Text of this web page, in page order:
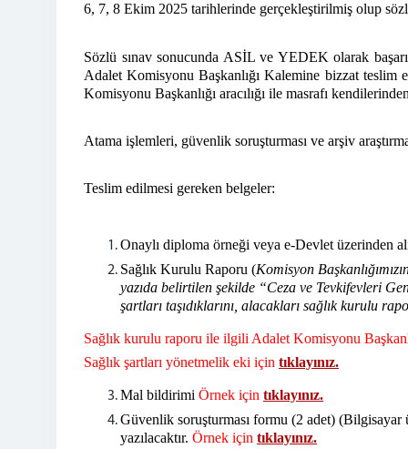
6, 7, 8 Ekim 2025 tarihlerinde gerçekleştirilmiş olup
Sözlü sınav sonucunda ASİL ve YEDEK olarak
Adalet Komisyonu Başkanlığı Kalemine bizzat teslim
Komisyonu Başkanlığı aracılığı ile masrafı
Atama işlemleri, güvenlik soruşturması ve arşiv
Teslim edilmesi gereken belgeler:
Onaylı diploma örneği veya e-Devlet üzerinden
Sağlık Kurulu Raporu (Komisyon
yazıda belirtilen şekilde “Ceza ve Tevkifevleri
şartları taşıdıklarını, alacakları sağlık kurulu
Sağlık kurulu raporu ile ilgili Adalet Komisyonu
Sağlık şartları yönetmelik eki için tıklayınız.
Mal bildirimi Örnek için tıklayınız.
Güvenlik soruşturması formu (2 adet)
yazılacaktır. Örnek için tıklayınız.